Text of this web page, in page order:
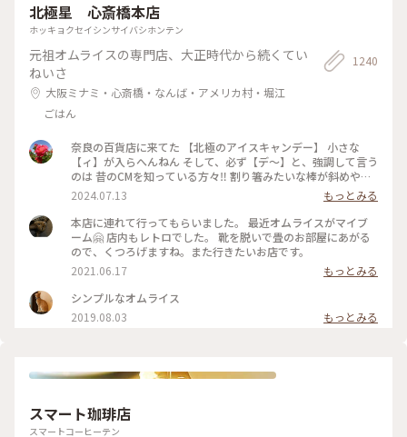
北極星 心斎橋本店
ホッキョクセイシンサイバシホンテン
元祖オムライスの専門店、大正時代から続くてい
ねいさ
大阪ミナミ・心斎橋・なんば・アメリカ村・堀江
ごはん
1240
奈良の百貨店に来てた 【北極のアイスキャンデー】 小さな
【ィ】が入らへんねん そして、必ず【デ〜】と、強調して言う
のは 昔のCMを知っている方々‼️ 割り箸みたいな棒が斜めやね
ん ※子供の頃は割り箸やと思いこんでた チョコと違うねん❗️ コ
2024.07.13
もっとみる
本店に連れて行ってもらいました。 最近オムライスがマイブ
ーム🤗 店内もレトロでした。 靴を脱いで畳のお部屋にあがる
ので、くつろげますね。また行きたいお店です。
2021.06.17
もっとみる
シンプルなオムライス
2019.08.03
もっとみる
スマート珈琲店
スマートコーヒーテン